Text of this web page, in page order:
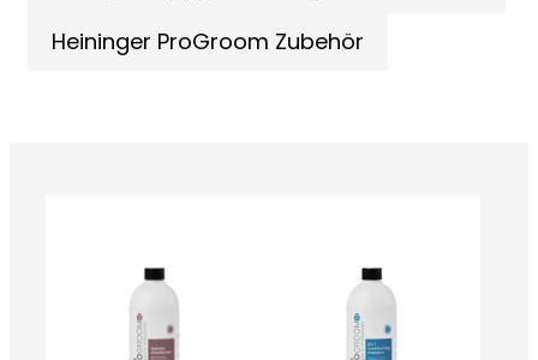
Heininger ProGroom Zubehör